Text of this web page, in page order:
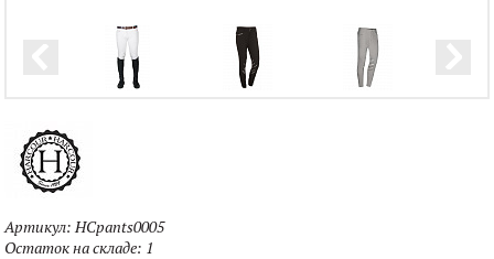
Артикул:HCpants0005
Остаток на складе: 1